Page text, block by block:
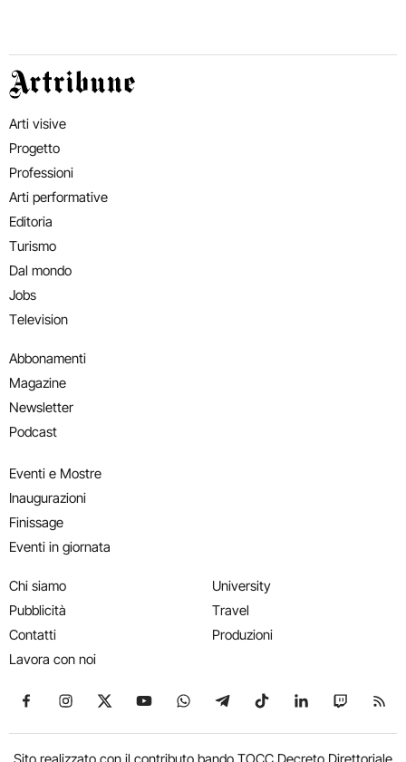
Artribune
Arti visive
Progetto
Professioni
Arti performative
Editoria
Turismo
Dal mondo
Jobs
Television
Abbonamenti
Magazine
Newsletter
Podcast
Eventi e Mostre
Inaugurazioni
Finissage
Eventi in giornata
Chi siamo
Pubblicità
Contatti
Lavora con noi
University
Travel
Produzioni
Seguici su Facebook
Seguici su Instagram
Seguici su X
Seguici su YouTube
Seguici su WhatsApp
Seguici su Telegram
Seguici su TikTok
Seguici su
Seguici
Sito realizzato con il contributo bando TOCC Decreto Direttoriale